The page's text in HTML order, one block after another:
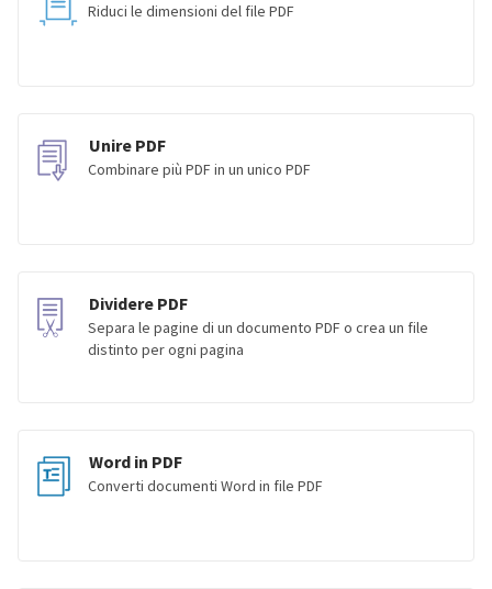
Riduci le dimensioni del file PDF
Unire PDF
Combinare più PDF in un unico PDF
Dividere PDF
Separa le pagine di un documento PDF o crea un file
distinto per ogni pagina
Word in PDF
Converti documenti Word in file PDF